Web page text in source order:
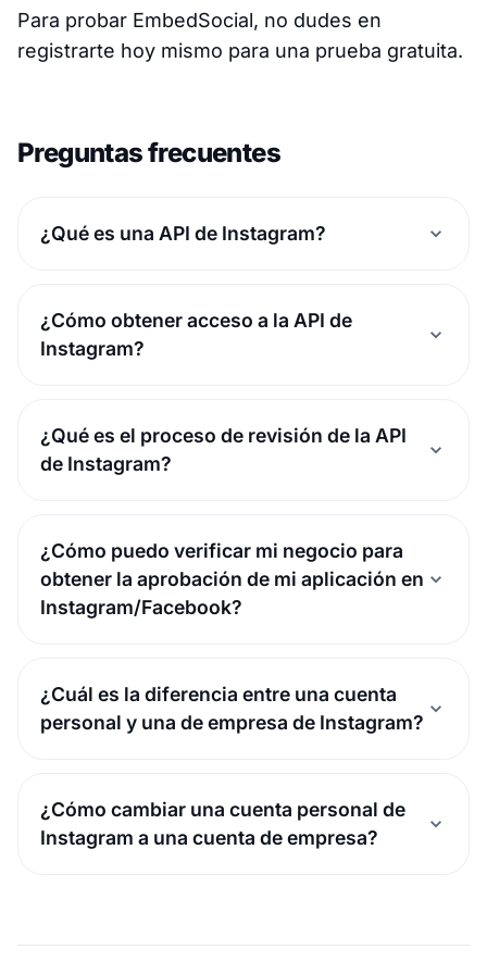
Para probar EmbedSocial, no dudes en
registrarte hoy mismo para una prueba gratuita.
Preguntas frecuentes
¿Qué es una API de Instagram?
¿Cómo obtener acceso a la API de
Instagram?
¿Qué es el proceso de revisión de la API
de Instagram?
¿Cómo puedo verificar mi negocio para
obtener la aprobación de mi aplicación en
Instagram/Facebook?
¿Cuál es la diferencia entre una cuenta
personal y una de empresa de Instagram?
¿Cómo cambiar una cuenta personal de
Instagram a una cuenta de empresa?